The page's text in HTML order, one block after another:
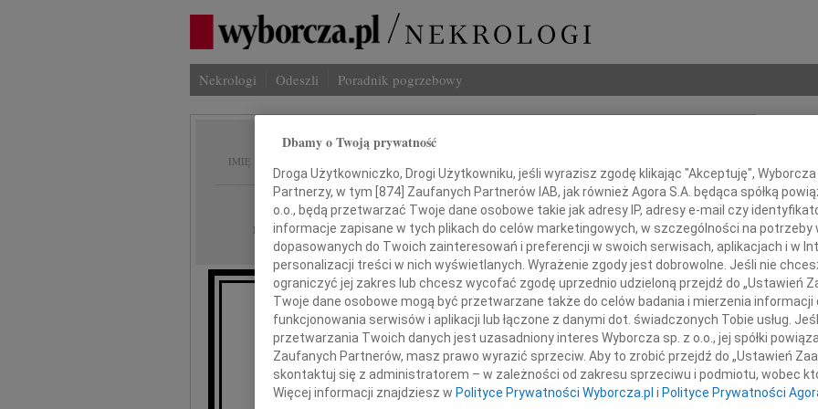
Nekrologi Odeszli Poradnik pogrzebowy
IMIĘ I NAZWISKO: Gabriela Górska
REGION: Kraków
DATA EMISJI: 04.07.2013
INNE
Dla
Z
23
Dbamy o Twoją prywatność
Droga Użytkowniczko, Drogi Użytkowniku, jeśli wyrazisz zgodę klikając "Akceptuję",
Partnerzy, w tym [ 874 ] Zaufanych Partnerów IAB, jak również Agora S.A. będąca spółką
o.o., będą przetwarzać Twoje dane osobowe takie jak adresy IP, adresy e-mail czy
informacje zapisane w tych plikach do celów marketingowych, w szczególności na potrzeby
dopasowanych do Twoich zainteresowań i preferencji w swoich serwisach, aplikacjach i w
personalizacji treści w nich wyświetlanych. Wyrażenie zgody jest dobrowolne. Jeśli nie
ograniczyć jej zakres lub chcesz wycofać zgodę uprzednio udzieloną przejdź do „Ustawień
Twoje dane osobowe mogą być przetwarzane także do celów badania i mierzenia
funkcjonowania serwisów i aplikacji lub łączone z danymi dot. świadczonych Tobie usług.
przetwarzania Twoich danych jest uzasadniony interes Wyborcza sp. z o.o., jej spółki
Zaufanych Partnerów, masz prawo wyrazić sprzeciw. Aby to zrobić przejdź do „Ustawień
skontaktuj się z administratorem – w zależności od zakresu sprzeciwu i podmiotu, wobec
Więcej informacji znajdziesz w Polityce Prywatności Wyborcza.pl i Polityce Prywatności